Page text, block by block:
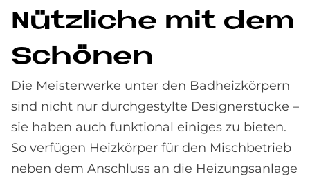
Nütz­li­che mit dem
Schö­nen
Die Meisterwerke unter den Badheizkörpern
sind nicht nur durchgestylte Designerstücke –
sie haben auch funktional einiges zu bieten.
So verfügen Heizkörper für den Mischbetrieb
neben dem Anschluss an die Heizungsanlage